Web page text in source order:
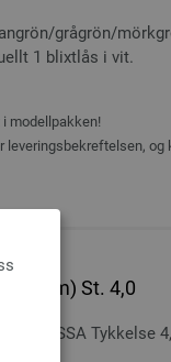
grågrön/
1 blixtlås i vit.
i modellpakken!
leveringsbekreftelsen,
St. 4,0
GROSSA Tykkelse